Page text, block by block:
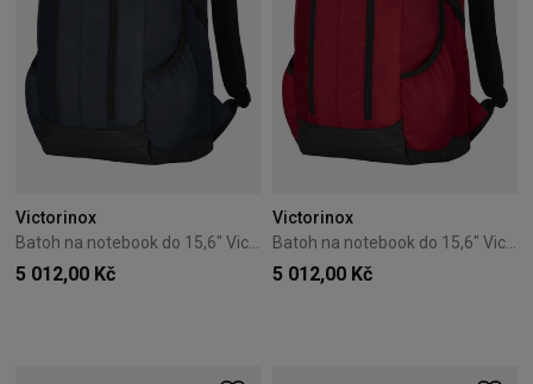
Victorinox
Batoh na notebook do 15,6" Victorinox Altmont Original modrý
5 012,00 Kč
Victorinox
Batoh na notebook do 15,6" Victorinox Altmont Original červený
5 012,00 Kč